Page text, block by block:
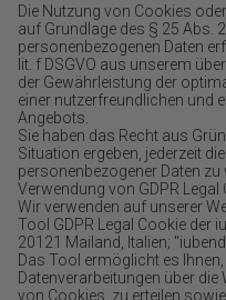
Die Nutzung von Cookies
auf Grundlage des § 25 Abs.
personenbezogenen Daten
lit. f DSGVO aus unserem
der Gewährleistung der
einer nutzerfreundlichen und
Angebots.
Sie haben das Recht aus
Situation ergeben, jederzeit
personenbezogener Daten zu
Verwendung von GDPR Legal
Wir verwenden auf unserer
Tool GDPR Legal Cookie der
20121 Mailand, Italien;
Das Tool ermöglicht es
Datenverarbeitungen über
von Cookies, zu erteilen